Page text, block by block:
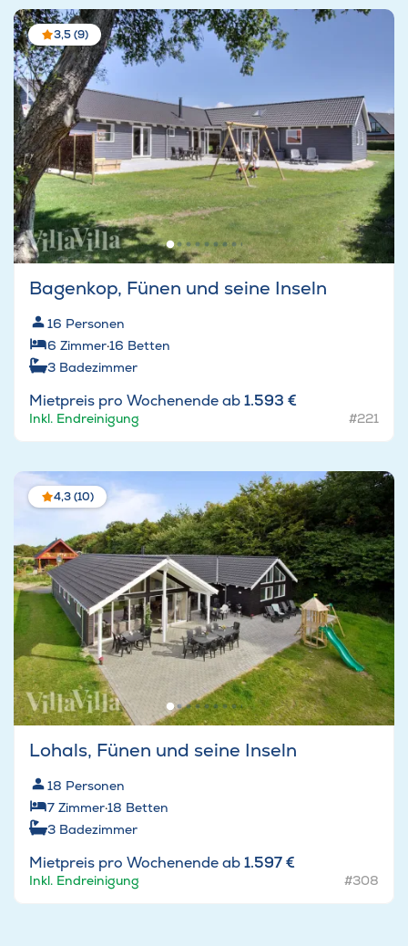
3,5 (9)
Bagenkop, Fünen und seine Inseln
16 Personen
6 Zimmer·16 Betten
3 Badezimmer
Mietpreis pro Wochenende ab1.593 €
Inkl. Endreinigung #221
4,3 (10)
Lohals, Fünen und seine Inseln
18 Personen
7 Zimmer·18 Betten
3 Badezimmer
Mietpreis pro Wochenende ab1.597 €
Inkl. Endreinigung #308